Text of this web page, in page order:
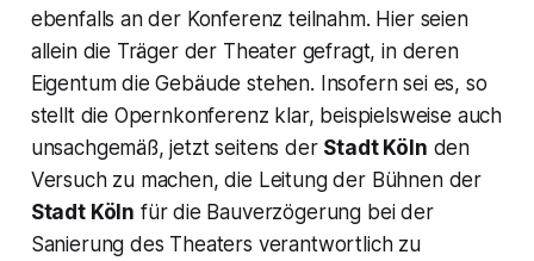
ebenfalls an der Konferenz teilnahm. Hier seien
allein die Träger der Theater gefragt, in deren
Eigentum die Gebäude stehen. Insofern sei es, so
stellt die Opernkonferenz klar, beispiels­weise auch
unsachgemäß, jetzt seitens der Stadt Köln den
Versuch zu machen, die Leitung der Bühnen der
Stadt Köln für die Bauverzögerung bei der
Sanierung des Theaters verantwortlich zu